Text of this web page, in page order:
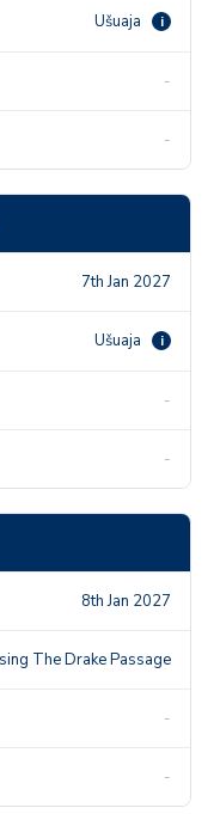
Ušuaja i
-
-
7th Jan 2027
Ušuaja i
-
-
8th Jan 2027
The Drake Passage
-
-